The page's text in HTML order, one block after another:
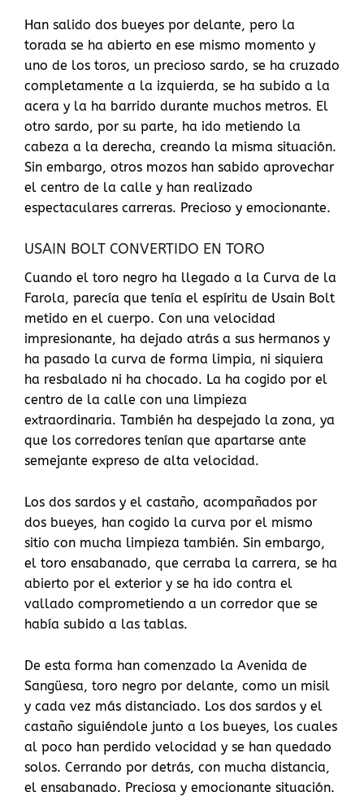
Han salido dos bueyes por delante, pero la
torada se ha abierto en ese mismo momento y
uno de los toros, un precioso sardo, se ha cruzado
completamente a la izquierda, se ha subido a la
acera y la ha barrido durante muchos metros. El
otro sardo, por su parte, ha ido metiendo la
cabeza a la derecha, creando la misma situación.
Sin embargo, otros mozos han sabido aprovechar
el centro de la calle y han realizado
espectaculares carreras. Precioso y emocionante.
USAIN BOLT CONVERTIDO EN TORO
Cuando el toro negro ha llegado a la Curva de la
Farola, parecía que tenía el espíritu de Usain Bolt
metido en el cuerpo. Con una velocidad
impresionante, ha dejado atrás a sus hermanos y
ha pasado la curva de forma limpia, ni siquiera
ha resbalado ni ha chocado. La ha cogido por el
centro de la calle con una limpieza
extraordinaria. También ha despejado la zona, ya
que los corredores tenían que apartarse ante
semejante expreso de alta velocidad.
Los dos sardos y el castaño, acompañados por
dos bueyes, han cogido la curva por el mismo
sitio con mucha limpieza también. Sin embargo,
el toro ensabanado, que cerraba la carrera, se ha
abierto por el exterior y se ha ido contra el
vallado comprometiendo a un corredor que se
había subido a las tablas.
De esta forma han comenzado la Avenida de
Sangüesa, toro negro por delante, como un misil
y cada vez más distanciado. Los dos sardos y el
castaño siguiéndole junto a los bueyes, los cuales
al poco han perdido velocidad y se han quedado
solos. Cerrando por detrás, con mucha distancia,
el ensabanado. Preciosa y emocionante situación.